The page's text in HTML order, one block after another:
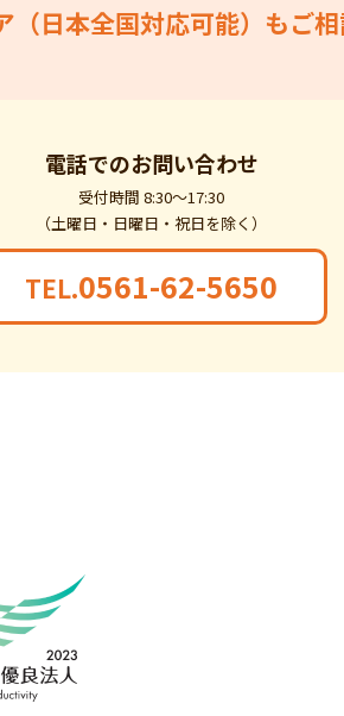
日本全国対応可能）もご相
電話でのお問い合わせ
受付時間 8:30～17:30
（土曜日・日曜日・祝日を除く）
TEL.0561-62-5650